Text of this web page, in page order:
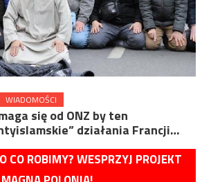
WIADOMOŚCI
się od ONZ by ten
działania Francji…
CO ROBIMY? WESPRZYJ PROJEKT